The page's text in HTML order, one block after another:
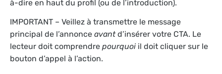
à-dire en haut du profil (ou de l’introduction).
IMPORTANT – Veillez à transmettre le message
principal de l’annonce avantd’insérer votre CTA. Le
lecteur doit comprendre pourquoi il doit cliquer sur le
bouton d’appel à l’action.